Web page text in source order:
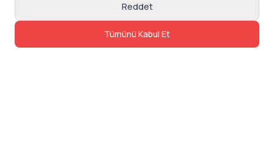
Reddet
Tümünü Kabul Et